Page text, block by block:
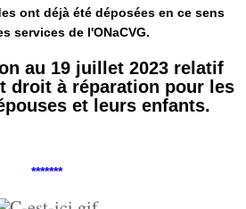
ont déjà été déposées en ce sens
services de l'ONaCVG.
au 19 juillet 2023 relatif
droit à réparation pour les
et leurs enfants.
*******